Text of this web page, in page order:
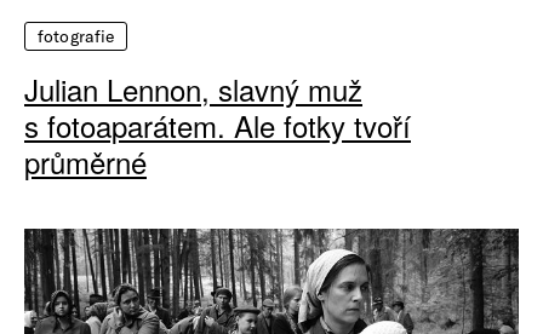
fotografie
Julian Lennon, slavný muž
s fotoaparátem. Ale fotky tvoří
průměrné